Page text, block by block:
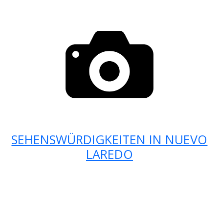
SEHENSWÜRDIGKEITEN IN NUEVO
LAREDO